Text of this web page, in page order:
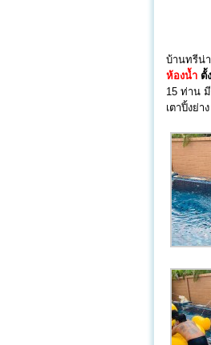
บ้านทรีน่
ห้องน้ำ ตั้
15 ท่าน
เตาปิ้งย่า